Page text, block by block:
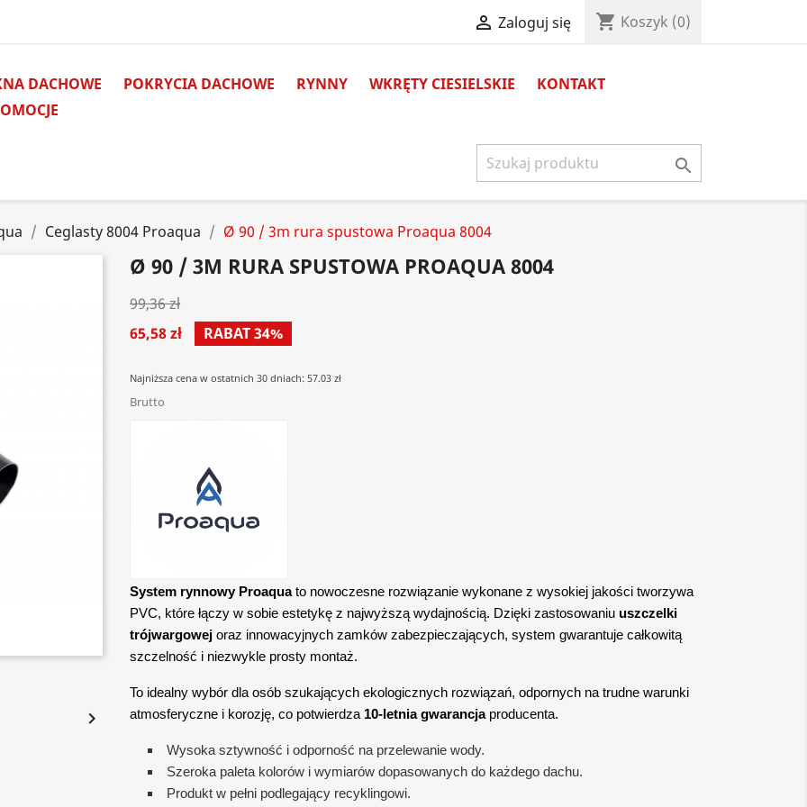
 Zaloguj się shopping_cart Koszyk (0)
DACHOWE POKRYCIA DACHOWE RYNNY WKRĘTY CIESIELSKIE
KONTAKT

Ceglasty 8004 Proaqua Ø 90 / 3m rura spustowa Proaqua 8004

Ø 90 / 3M RURA SPUSTOWA PROAQUA 8004
99,36 zł
65,58 zł
RABAT 34%
Najniższa cena w ostatnich 30 dniach: 57.03 zł
Brutto
System rynnowy Proaquato nowoczesne rozwiązanie wykonane z wysokiej jakości tworzywa
PVC, które łączy w sobie estetykę z najwyższą wydajnością. Dzięki zastosowaniu uszczelki
trójwargowej oraz innowacyjnych zamków zabezpieczających, system gwarantuje całkowitą
szczelność i niezwykle prosty montaż.
To idealny wybór dla osób szukających ekologicznych rozwiązań, odpornych na trudne warunki
atmosferyczne i korozję, co potwierdza 10-letnia gwarancjaproducenta.
Wysoka sztywność i odporność na przelewanie wody.
Szeroka paleta kolorów i wymiarów dopasowanych do każdego dachu.
Produkt w pełni podlegający recyklingowi.